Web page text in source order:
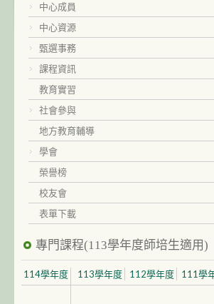
中心成員
中心資源
甄選事務
課程資訊
教育實習
社會參與
地方教育輔導
學會
榮譽榜
校友會
表單下載
專門課程(113學年度師培生適用)
114學年度 113學年度 112學年度 111學